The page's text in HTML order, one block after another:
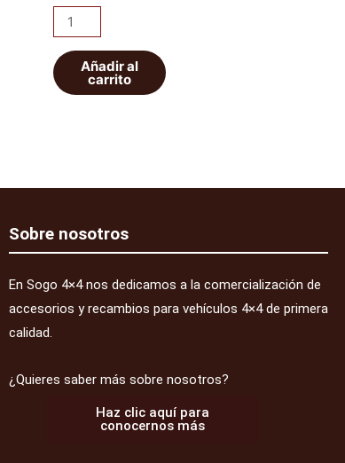
Añadir al
carrito
Sobre nosotros
En Sogo 4×4 nos dedicamos a la comercialización de
accesorios y recambios para vehículos 4×4 de primera
calidad.
¿Quieres saber más sobre nosotros?
Haz clic aquí para
conocernos más